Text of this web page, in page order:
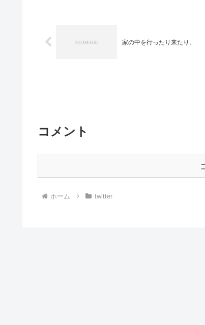
家の中を行ったり来たり。
コメント
ホーム twitter